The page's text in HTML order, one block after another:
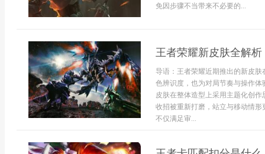
免因步骤不当带来不必要的...
王者荣耀新皮肤全解
导语：王者荣耀近期推出的新皮
色辨识度，也为对局节奏与操作
皮肤在整体造型上采用主题化创
收招被重新打磨，站立与移动情
不仅满足审...